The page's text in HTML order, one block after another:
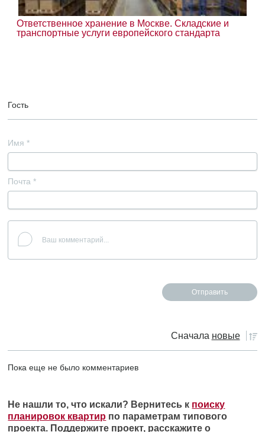
Ответственное хранение в Москве. Складские и
транспортные услуги европейского стандарта
Гость
Имя *
Почта *
Сначала новые
Пока еще не было комментариев
Не нашли то, что искали? Вернитесь к поиску
планировок квартир по параметрам типового
проекта. Поддержите проект, расскажите о